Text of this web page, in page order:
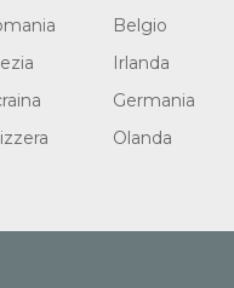
Belgio
Irlanda
Germania
Olanda